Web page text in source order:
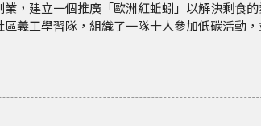
，建立一個推廣「歐洲紅蚯蚓」以解決剩食
義工學習隊，組織了一隊十人參加低碳活動，